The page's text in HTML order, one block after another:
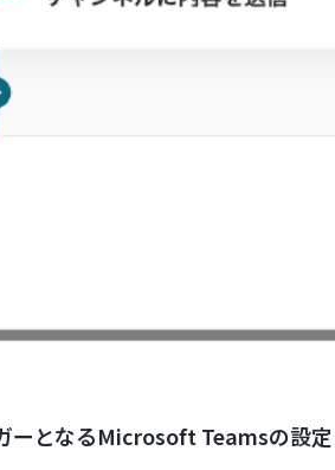
ーとなるMicrosoft Teamsの設定